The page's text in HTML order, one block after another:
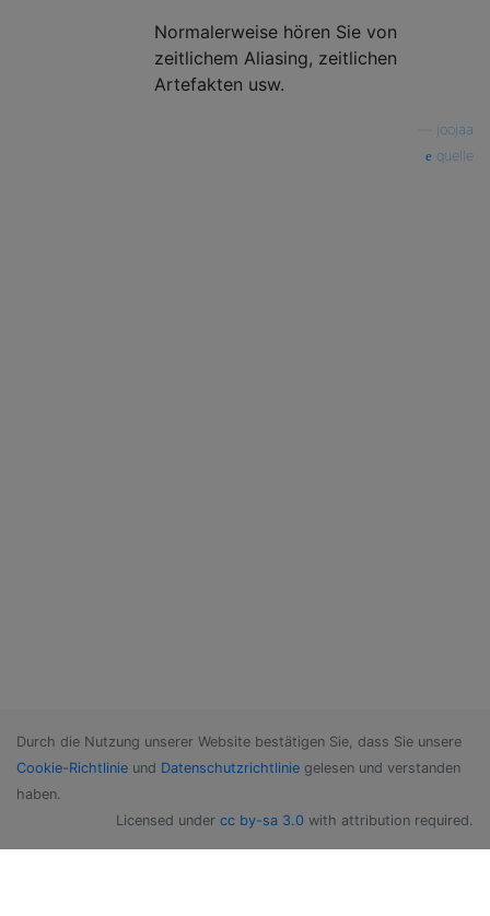
Normalerweise hören Sie von
zeitlichem Aliasing, zeitlichen
Artefakten usw.
joojaa
quelle
Durch die Nutzung unserer Website bestätigen Sie, dass Sie unsere
Cookie-Richtlinie und Datenschutzrichtlinie gelesen und verstanden
haben.
Licensed under cc by-sa 3.0 with attribution required.